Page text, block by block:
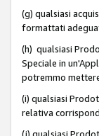
(g) qualsiasi
formattati
(h) qualsiasi
Speciale in
potremmo
(i) qualsiasi
relativa
(j) qualsiasi